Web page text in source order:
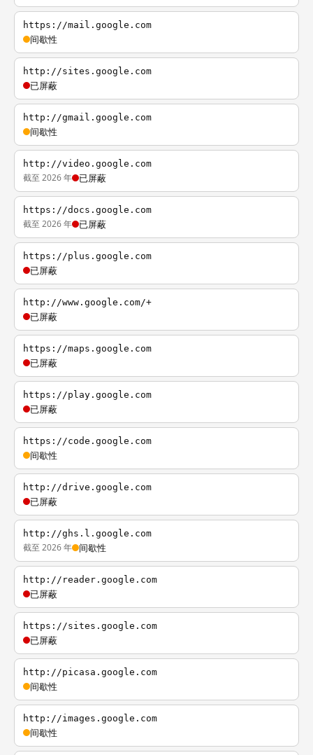
https://mail.google.com
间歇性
http://sites.google.com
已屏蔽
http://gmail.google.com
间歇性
http://video.google.com
截至 2026 年 已屏蔽
https://docs.google.com
截至 2026 年 已屏蔽
https://plus.google.com
已屏蔽
http://www.google.com/+
已屏蔽
https://maps.google.com
已屏蔽
https://play.google.com
已屏蔽
https://code.google.com
间歇性
http://drive.google.com
已屏蔽
http://ghs.l.google.com
截至 2026 年 间歇性
http://reader.google.com
已屏蔽
https://sites.google.com
已屏蔽
http://picasa.google.com
间歇性
http://images.google.com
间歇性